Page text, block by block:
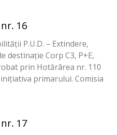
16
P.U.D. – Extindere,
destinație Corp C3, P+E,
prin Hotărârea nr. 110
primarului. Comisia
17